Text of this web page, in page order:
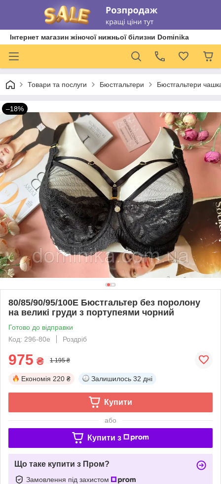
Інтернет магазин жіночої нижньої білизни Dominika
Товари та послуги Бюстгальтери Бюстгальтери
–18%
80/85/90/95/100Е Бюстгальтер без поролону
на великі груди з портупеями чорний
Готово до відправки
Код: 296-80e
Роздріб
975 ₴ 1 195 ₴
Економія 220 ₴ Залишилось 32 дні
Купити
або
Купити з
Що таке купити з Пром?
Замовлення під захистом